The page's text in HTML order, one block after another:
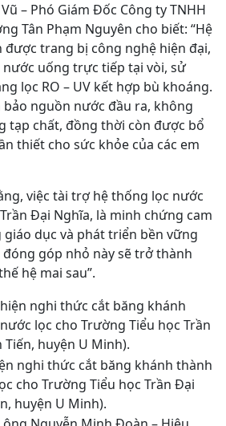
– Phó Giám Đốc Công ty TNHH
Tân Phạm Nguyên cho biết: “Hệ
trang bị công nghệ hiện đại,
uống trực tiếp tại vòi, sử
lọc RO – UV kết hợp bù khoáng.
bảo nguồn nước đầu ra, không
tạp chất, đồng thời còn được bổ
thiết cho sức khỏe của các em
việc tài trợ hệ thống lọc nước
Đại Nghĩa, là minh chứng cam
dục và phát triển bền vững
góp nhỏ này sẽ trở thành
hệ mai sau”.
nghi thức cắt băng khánh thành
cho Trường Tiểu học Trần Đại
huyện U Minh).